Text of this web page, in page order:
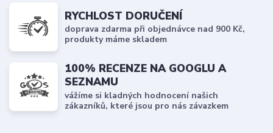
RYCHLOST DORUČENÍ
doprava zdarma při objednávce nad 900 Kč,
produkty máme skladem
100% RECENZE NA GOOGLU A
SEZNAMU
vážíme si kladných hodnocení našich
zákazníků, které jsou pro nás závazkem